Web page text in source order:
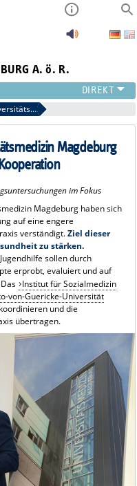
A. ö. R.
Stadt Magdeburg und Universitätsmedizin Magdeburg starten neue wissenschaftliche Kooperation
Magdeburg
im Fokus
Magdeburg haben sich
auf eine engere
verständigt.Ziel dieser
zu stärken.
sollen durch
erprobt, evaluiert und auf
Institut für Sozialmedizin
von-Guericke-Universität
und die
übertragen.